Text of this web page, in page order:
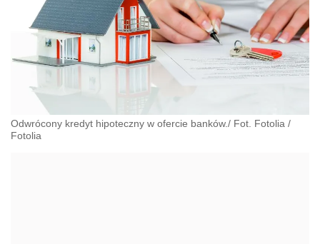
Odwrócony kredyt hipoteczny w ofercie banków./ Fot. Fotolia /
Fotolia